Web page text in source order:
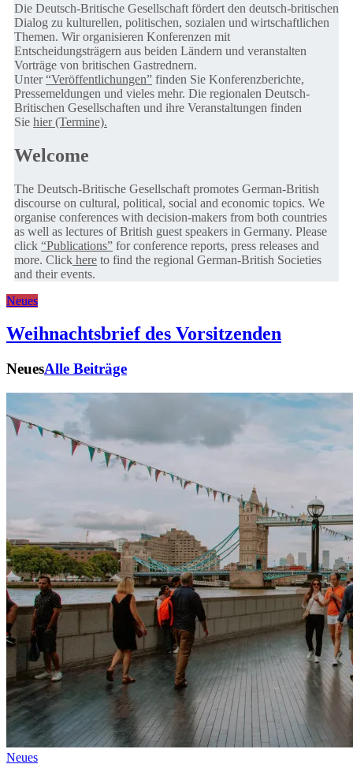
Die Deutsch-Britische Gesellschaft fördert den deutsch-britischen
Dialog zu kulturellen, politischen, sozialen und wirtschaftlichen
Themen. Wir organisieren Konferenzen mit
Entscheidungsträgern aus beiden Ländern und veranstalten
Vorträge von britischen Gastrednern.
Unter“Veröffentlichungen” finden Sie Konferenzberichte,
Pressemeldungen und vieles mehr. Die regionalen Deutsch-
Britischen Gesellschaften und ihre Veranstaltungen finden
Sie hier (Termine).
Welcome
The Deutsch-Britische Gesellschaft promotes German-British
discourse on cultural, political, social and economic topics. We
organise conferences with decision-makers from both countries
as well as lectures of British guest speakers in Germany. Please
click “Publications” for conference reports, press releases and
more. Click here to find the regional German-British Societies
and their events.
Neues
Weihnachtsbrief des Vorsitzenden
NeuesAlle Beiträge
Neues